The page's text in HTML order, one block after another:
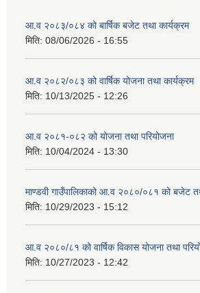
आ.व २०८३/०८४ को बार्षिक बजेट तथा कार्यक्रम
मिति: 08/06/2026 - 16:55
आ.व २०८२/०८३ को वार्षिक योजना तथा कार्यक्रम
मिति: 10/13/2025 - 12:26
आ.व २०८१-०८२ को योजना तथा परियोजना
मिति: 10/04/2024 - 13:30
माण्डवी गाउँपालिकाको आ.व २०८०/०८१ को बजेट
मिति: 10/29/2023 - 15:12
आ.व २०८०/८१ को वार्षिक विकास योजना तथा
मिति: 10/27/2023 - 12:42